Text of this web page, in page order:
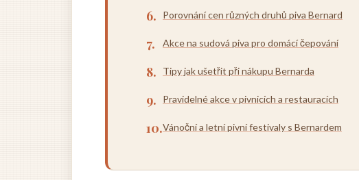
Porovnání cen různých druhů piva Bernard
Akce na sudová piva pro domácí čepování
Tipy jak ušetřit při nákupu Bernarda
Pravidelné akce v pivnicích a restauracích
Vánoční a letní pivní festivaly s Bernardem